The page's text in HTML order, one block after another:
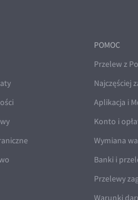
POMOC
Przelew z
Najczęściej
Aplikacja i
Konto i
Wymiana
Banki i
Przelewy
Warunki